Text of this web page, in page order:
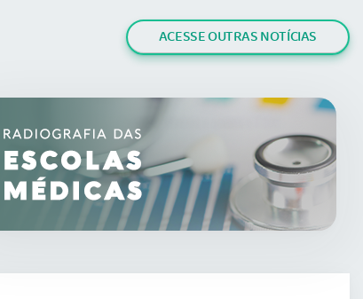
ACESSE OUTRAS NOTÍCIAS